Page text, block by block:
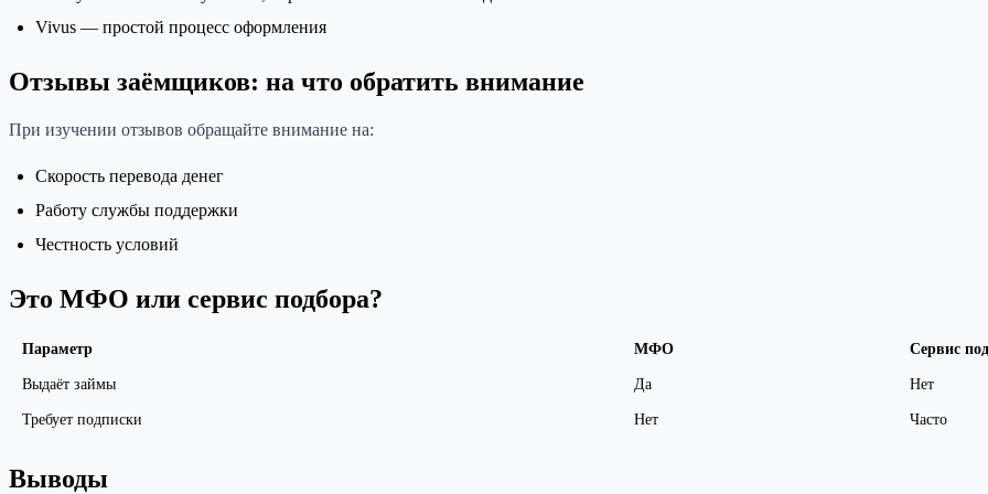
Vivus — простой процесс оформления
Отзывы заёмщиков: на что обратить внимание
При изучении отзывов обращайте внимание на:
Скорость перевода денег
Работу службы поддержки
Честность условий
Это МФО или сервис подбора?
Параметр МФО Сервис
Выдаёт займы Да Нет
Требует подписки Нет Часто
Выводы